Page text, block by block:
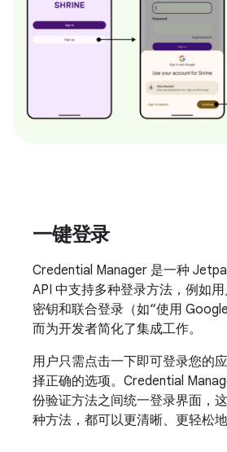
一键登录
Credential Manager 是一种
API 中支持多种登录方法，例如
密钥和联合登录（如“使用
而为开发者简化了集成工作。
用户只需点击一下即可登录您的
择正确的选项。Credential
份验证方法之间统一登录界面，
种方法，都可以更清晰、更轻松地